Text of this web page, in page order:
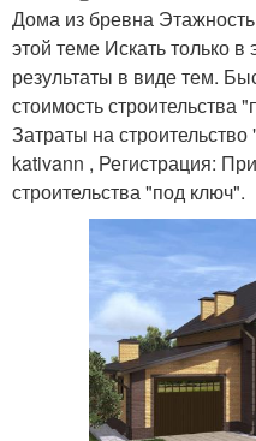
Дома из бревна
этой теме Искать только
результаты в виде тем.
стоимость строительства
Затраты на
kativann , Регистрация:
строительства "под ключ".